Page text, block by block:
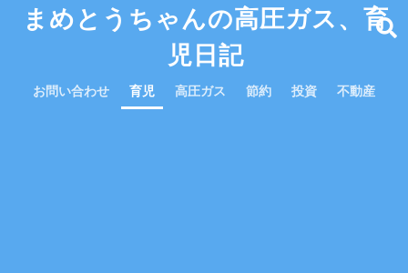
まめとうちゃんの高圧ガス、育
児日記
お問い合わせ 育児 高圧ガス 節約 投資 不動産